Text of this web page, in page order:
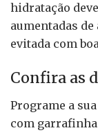
hidratação
aumentadas
evitada com
Confira as
Programe a
com